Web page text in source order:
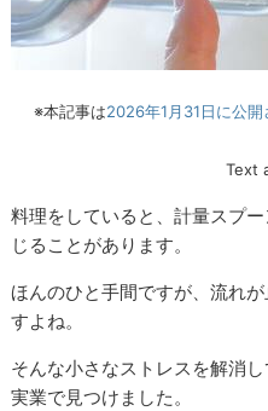
※本記事は2026年1月31日に公開
Text
料理をしていると、計量スプ
じることがあります。
ほんのひと手間ですが、流れ
すよね。
そんな小さなストレスを解消
実業で見つけました。